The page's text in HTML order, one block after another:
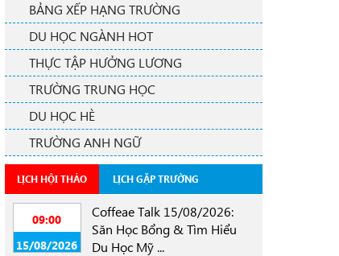
BẢNG XẾP HẠNG TRƯỜNG
DU HỌC NGÀNH HOT
THỰC TẬP HƯỞNG LƯƠNG
TRƯỜNG TRUNG HỌC
DU HỌC HÈ
TRƯỜNG ANH NGỮ
LỊCH HỘI THẢO LỊCH GẶP TRƯỜNG
09:00
15/08/2026
Coffeae Talk 15/08/2026:
Săn Học Bổng & Tìm Hiểu
Du Học Mỹ ...